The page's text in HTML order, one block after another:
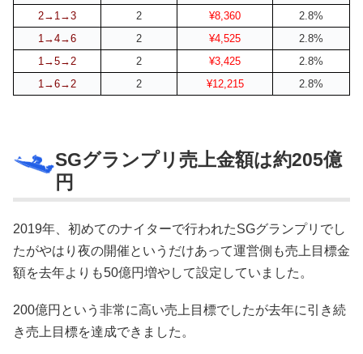
2→1→3 2 ¥8,360
2.8%
1→4→6
2 ¥4,525
2.8%
1→5→2
2 ¥3,425
2.8%
1→6→2
2 ¥12,215 2.8%
SGグランプリ売上金額は約205億
円
2019年、初めてのナイターで行われたSGグランプリでし
たがやはり夜の開催というだけあって運営側も売上目標金
額を去年よりも50億円増やして設定していました。
200億円という非常に高い売上目標でしたが去年に引き続
き売上目標を達成できました。